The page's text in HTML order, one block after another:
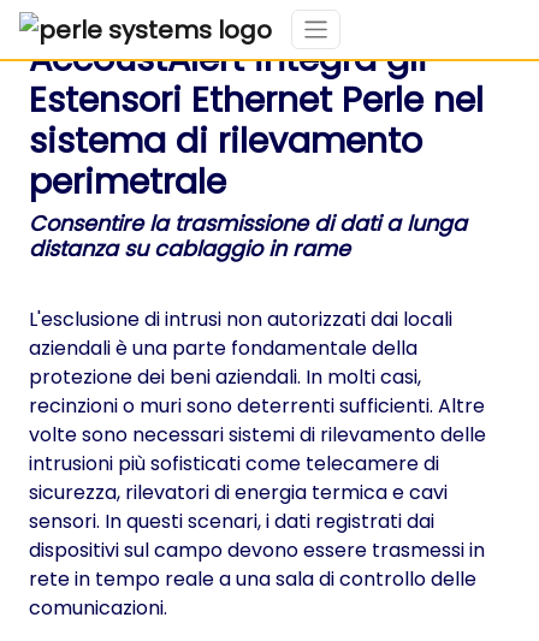
AccoustAlert integra gli
Estensori Ethernet Perle nel
sistema di rilevamento
perimetrale
Consentire la trasmissione di dati a lunga
distanza su cablaggio in rame
L'esclusione di intrusi non autorizzati dai locali
aziendali è una parte fondamentale della
protezione dei beni aziendali. In molti casi,
recinzioni o muri sono deterrenti sufficienti. Altre
volte sono necessari sistemi di rilevamento delle
intrusioni più sofisticati come telecamere di
sicurezza, rilevatori di energia termica e cavi
sensori. In questi scenari, i dati registrati dai
dispositivi sul campo devono essere trasmessi in
rete in tempo reale a una sala di controllo delle
comunicazioni.